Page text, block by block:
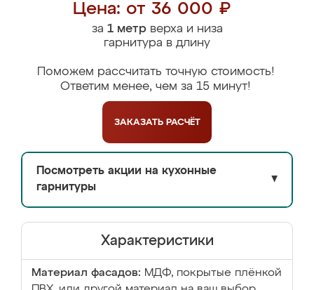
Цена: от 36 000 ₽
за 1 метрверха и низа
гарнитура в длину
Поможем рассчитать точную стоимость!
Ответим менее, чем за 15 минут!
ЗАКАЗАТЬ РАСЧЁТ
Посмотреть акции на кухонные
гарнитуры
▼
Характеристики
Материал фасадов: МДФ, покрытые плёнкой